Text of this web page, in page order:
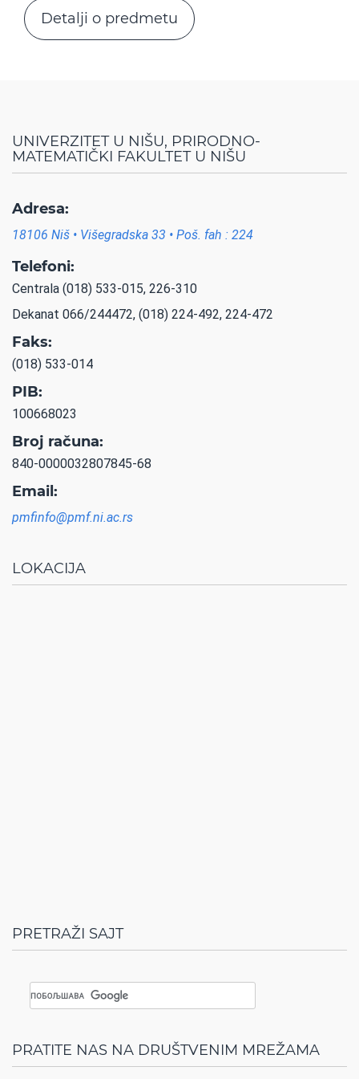
Detalji o predmetu
UNIVERZITET U NIŠU, PRIRODNO-
MATEMATIČKI FAKULTET U NIŠU
Adresa:
18106 Niš • Višegradska 33 • Poš. fah : 224
Telefoni:
Centrala (018) 533-015, 226-310
Dekanat 066/244472, (018) 224-492, 224-472
Faks:
(018) 533-014
PIB:
100668023
Broj računa:
840-0000032807845-68
Email:
pmfinfo@pmf.ni.ac.rs
LOKACIJA
PRETRAŽI SAJT
PRATITE NAS NA DRUŠTVENIM MREŽAMA